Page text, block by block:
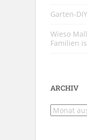
Garten-
Wieso
Familien
ARCHIV
Archiv